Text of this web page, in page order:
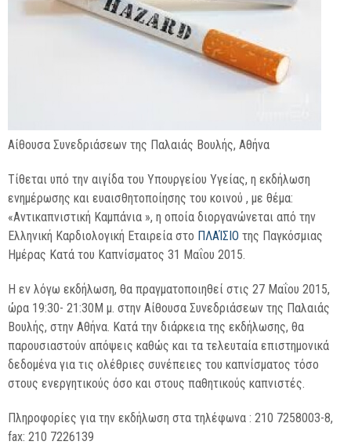
Αίθουσα Συνεδριάσεων της Παλαιάς Βουλής, Αθήνα
Tίθεται υπό την αιγίδα του Υπουργείου Υγείας, η εκδήλωση
ενημέρωσης και ευαισθητοποίησης του κοινού , με θέμα:
«Αντικαπνιστική Καμπάνια », η οποία διοργανώνεται από την
Ελληνική Καρδιολογική Εταιρεία στο ΠΛΑΊΣΙΟ της Παγκόσμιας
Ημέρας Κατά του Καπνίσματος 31 Μαΐου 2015.
Η εν λόγω εκδήλωση, θα πραγματοποιηθεί στις 27 Μαΐου 2015,
ώρα 19:30- 21:30Μ μ. στην Αίθουσα Συνεδριάσεων της Παλαιάς
Βουλής, στην Αθήνα. Κατά την διάρκεια της εκδήλωσης, θα
παρουσιαστούν απόψεις καθώς και τα τελευταία επιστημονικά
δεδομένα για τις ολέθριες συνέπειες του καπνίσματος τόσο
στους ενεργητικούς όσο και στους παθητικούς καπνιστές.
Πληροφορίες για την εκδήλωση στα τηλέφωνα : 210 7258003-8,
fax: 210 7226139